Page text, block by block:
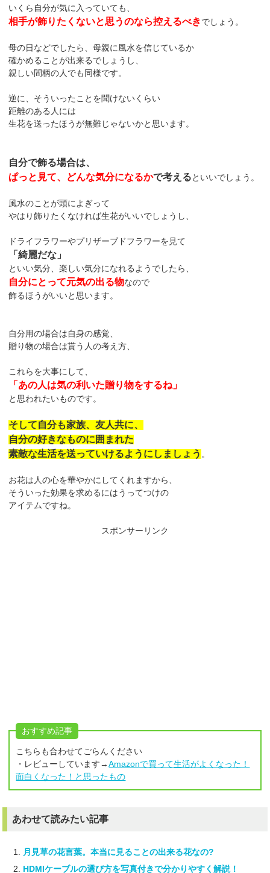
いくら自分が気に入っていても、
相手が飾りたくないと思うのなら控えるべきでしょう。
母の日などでしたら、母親に風水を信じているか
確かめることが出来るでしょうし、
親しい間柄の人でも同様です。
逆に、そういったことを聞けないくらい
距離のある人には
生花を送ったほうが無難じゃないかと思います。
自分で飾る場合は、
ぱっと見て、どんな気分になるかで考えるといいでしょう。
風水のことが頭によぎって
やはり飾りたくなければ生花がいいでしょうし、
ドライフラワーやプリザーブドフラワーを見て
「綺麗だな」
といい気分、楽しい気分になれるようでしたら、
自分にとって元気の出る物なので
飾るほうがいいと思います。
自分用の場合は自身の感覚、
贈り物の場合は貰う人の考え方、
これらを大事にして、
「あの人は気の利いた贈り物をするね」
と思われたいものです。
そして自分も家族、友人共に、
自分の好きなものに囲まれた
素敵な生活を送っていけるようにしましょう 。
お花は人の心を華やかにしてくれますから、
そういった効果を求めるにはうってつけの
アイテムですね。
スポンサーリンク
おすすめ記事
こちらも合わせてごらんください
・レビューしています→Amazonで買って生活がよくなった！
面白くなった！と思ったもの
あわせて読みたい記事
月見草の花言葉。本当に見ることの出来る花なの?
HDMIケーブルの選び方を写真付きで分かりやすく解説！